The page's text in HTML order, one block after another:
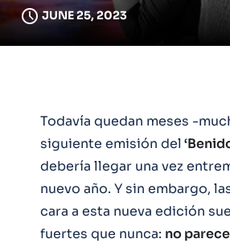
JUNE 25, 2023
Todavía quedan meses -
siguiente emisión del
debería llegar una vez
nuevo año. Y sin embargo,
cara a esta nueva edición
fuertes que nunca: no